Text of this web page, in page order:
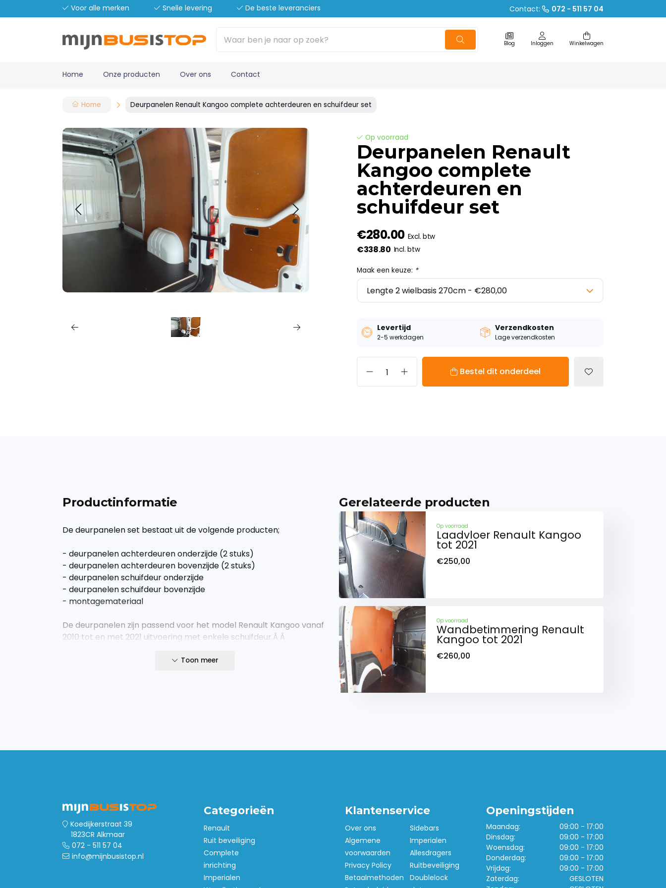
Voor alle merken Snelle levering De beste leveranciers Contact: 072 - 511 57 04
Blog Inloggen Winkelwagen
Home Onze producten Over ons Contact
Home Deurpanelen Renault Kangoo complete achterdeuren en schuifdeur set
Op voorraad
Deurpanelen Renault
Kangoo complete
achterdeuren en
schuifdeur set
€280.00 Excl. btw
€338.80 Incl. btw
Maak een keuze: *
Levertijd
2-5 werkdagen
Verzendkosten
Lage verzendkosten
Bestel dit onderdeel
Productinformatie
De deurpanelen set bestaat uit de volgende producten;
- deurpanelen achterdeuren onderzijde (2 stuks)
- deurpanelen achterdeuren bovenzijde (2 stuks)
- deurpanelen schuifdeur onderzijde
- deurpanelen schuifdeur bovenzijde
- montagemateriaal
De deurpanelen zijn passend voor het model Renault Kangoo vanaf
2010 tot en met 2021 uitvoering met enkele schuifdeur.Â Â
Toon meer
Gerelateerde producten
Op voorraad
Laadvloer Renault Kangoo
tot 2021
€250,00
Op voorraad
Wandbetimmering Renault
Kangoo tot 2021
€260,00
Koedijkerstraat 39
1823CR Alkmaar
072 - 511 57 04
info@mijnbusistop.nl
Categorieën
Renault
Ruit beveiliging
Complete
inrichting
Imperialen
Klantenservice
Over ons
Algemene
voorwaarden
Privacy Policy
Betaalmethoden
Sidebars
Imperialen
Allesdragers
Ruitbeveiliging
Doublelock
Openingstijden
Maandag:
09:00 - 17:00
Dinsdag:
09:00 - 17:00
Woensdag:
09:00 - 17:00
Donderdag:
09:00 - 17:00
Vrijdag:
09:00 - 17:00
Zaterdag:
GESLOTEN